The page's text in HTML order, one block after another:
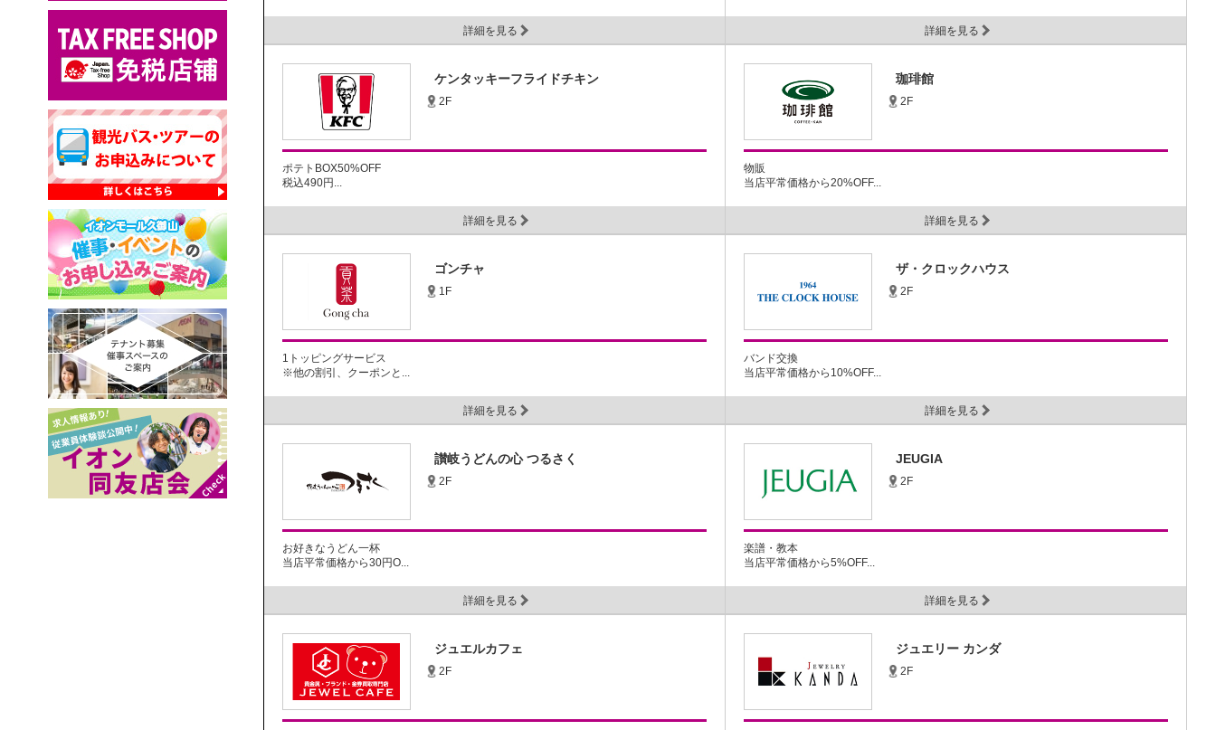
詳細を見る 詳細を見る
ケンタッキーフライドチキン
2F
ポテトBOX50%OFF
税込490円...
詳細を見る
珈琲館
2F
物販
当店平常価格から20%OFF...
詳細を見る
ゴンチャ
1F
1トッピングサービス
※他の割引、クーポンと...
詳細を見る
ザ・クロックハウス
2F
バンド交換
当店平常価格から10%OFF...
詳細を見る
讃岐うどんの心 つるさく
2F
お好きなうどん一杯
当店平常価格から30円O...
詳細を見る
JEUGIA
2F
楽譜・教本
当店平常価格から5%OFF...
詳細を見る
ジュエルカフェ
2F
ジュエリー カンダ
2F